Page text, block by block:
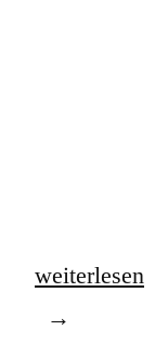
„Helfer-/
Juli
weiterlesen